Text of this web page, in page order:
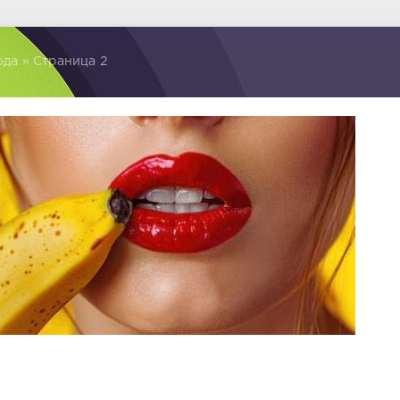
» Страница 2